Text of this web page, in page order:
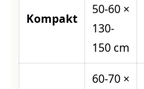
Kompakt
50-60 ×
130-
150 cm
60-70 ×